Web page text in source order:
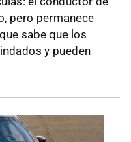
pero permanece
sabe que los
y pueden